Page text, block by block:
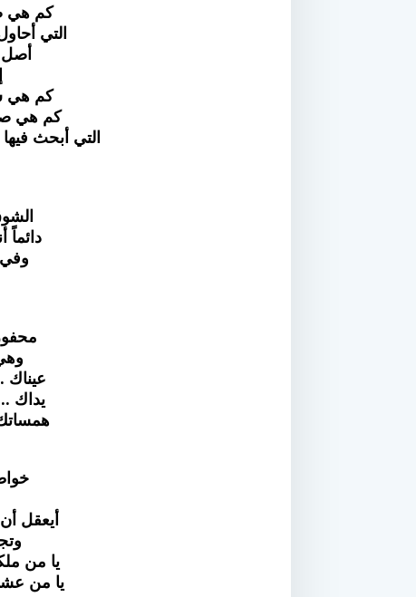
كم هي
التي
أصل
كم هي
كم هي
التي أبحث
وفي
عيناك
يداك
أيعقل
يا من
يا من